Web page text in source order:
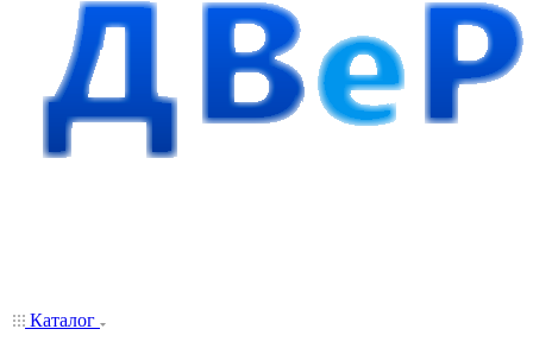
Каталог